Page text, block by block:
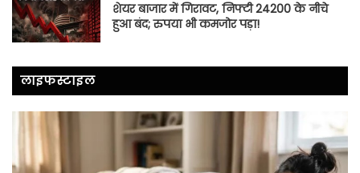
शेयर बाजार में गिरावट, निफ्टी 24200 के नीचे
हुआ बंद; रुपया भी कमजोर पड़ा!
लाइफस्टाइल